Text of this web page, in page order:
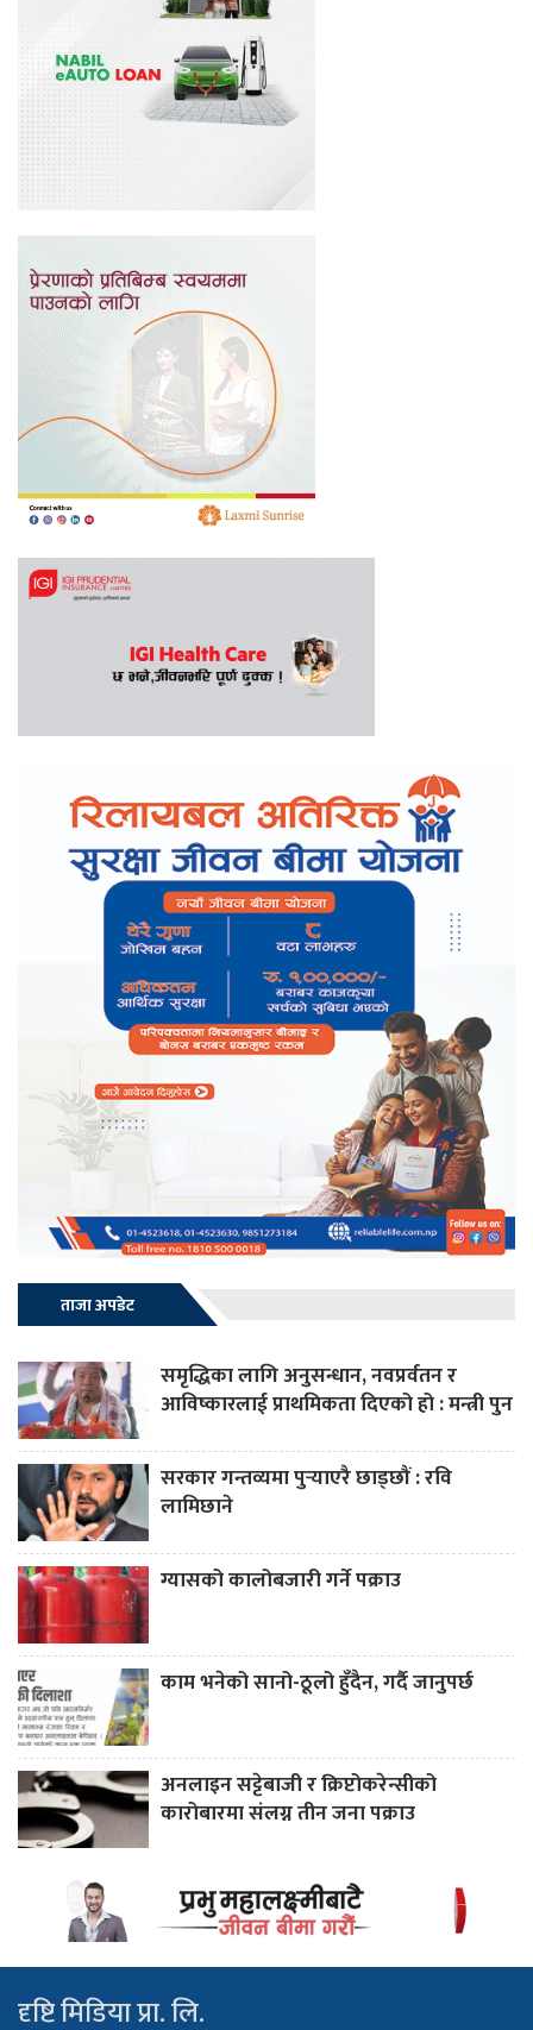
ताजा अपडेट
समृद्धिका लागि अनुसन्धान, नवप्रर्वतन र
आविष्कारलाई प्राथमिकता दिएको हो : मन्त्री पुन
सरकार गन्तव्यमा पुर्‍याएरै छाड्छौं : रवि
लामिछाने
ग्यासको कालोबजारी गर्ने पक्राउ
काम भनेको सानो-ठूलो हुँदैन, गर्दै जानुपर्छ
अनलाइन सट्टेबाजी र क्रिप्टोकरेन्सीको
कारोबारमा संलग्न तीन जना पक्राउ
दृष्टि मिडिया प्रा. लि.